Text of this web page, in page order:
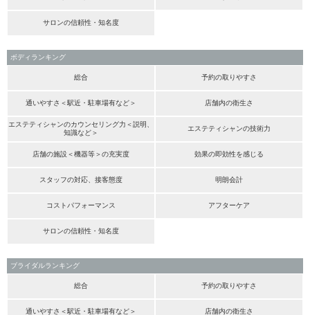
サロンの信頼性・知名度
ボディランキング
総合 予約の取りやすさ
通いやすさ＜駅近・駐車場有など＞ 店舗内の衛生さ
エステティシャンのカウンセリング力＜説明、
知識など＞
エステティシャンの技術力
店舗の施設＜機器等＞の充実度 効果の即効性を感じる
スタッフの対応、接客態度 明朗会計
コストパフォーマンス アフターケア
サロンの信頼性・知名度
ブライダルランキング
総合 予約の取りやすさ
通いやすさ＜駅近・駐車場有など＞ 店舗内の衛生さ